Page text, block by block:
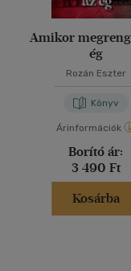
Amikor
ég
Rozán Eszter
Könyv
Árinformációk
Borító ár:
3 490 Ft
Kosárba